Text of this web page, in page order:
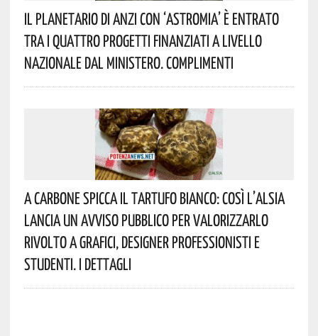
Il Planetario Di Anzi Con ‘Astromia’ È Entrato
Tra I Quattro Progetti Finanziati A Livello
Nazionale Dal Ministero. Complimenti
A Carbone Spicca Il Tartufo Bianco: Così L’Alsia
Lancia Un Avviso Pubblico Per Valorizzarlo
Rivolto A Grafici, Designer Professionisti E
Studenti. I Dettagli